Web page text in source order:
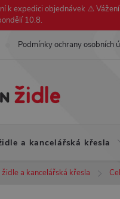
k expedici objednávek ⚠️
10.8.
Podmínky ochrany osobních
a kancelářská křesla
židle a kancelářská křesla